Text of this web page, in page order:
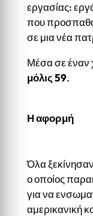
εργασίας:
που
σε μια νέα
Μέσα σε έναν
μόλις 59.
Η αφορμή
Όλα
ο οποίος
για να
αμερικανική